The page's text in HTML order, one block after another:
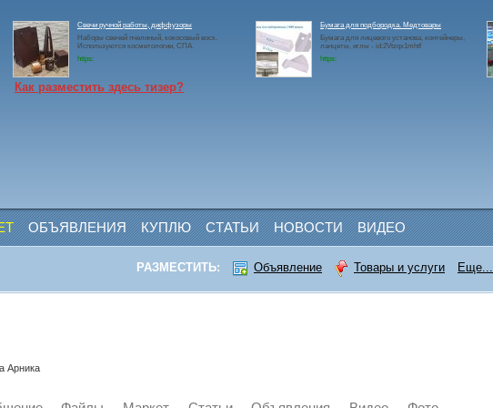
Свечи ручной работы, диффузоры
Наборы свечей пчелиный, кокосовый воск.
Используются косметологии, СПА.
https:
Бумага для подбородка. Медтовары
Бумага для лицевого установа, контейнеры,
ланцеты, иглы - id:2Vtzqx1mhtf
https:
Как разместить здесь тизер?
ОБЪЯВЛЕНИЯ КУПЛЮ СТАТЬИ НОВОСТИ ВИДЕО
РАЗМЕСТИТЬ: Объявление Товары и услуги Еще...
Арника